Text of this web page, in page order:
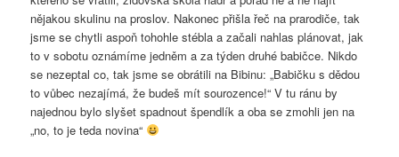
nějakou skulinu na proslov. Nakonec přišla řeč na prarodiče, tak
jsme se chytli aspoň tohohle stébla a začali nahlas plánovat, jak
to v sobotu oznámíme jedněm a za týden druhé babičce. Nikdo
se nezeptal co, tak jsme se obrátili na Bibinu: „Babičku s dědou
to vůbec nezajímá, že budeš mít sourozence!“ V tu ránu by
najednou bylo slyšet spadnout špendlík a oba se zmohli jen na
„no, to je teda novina“